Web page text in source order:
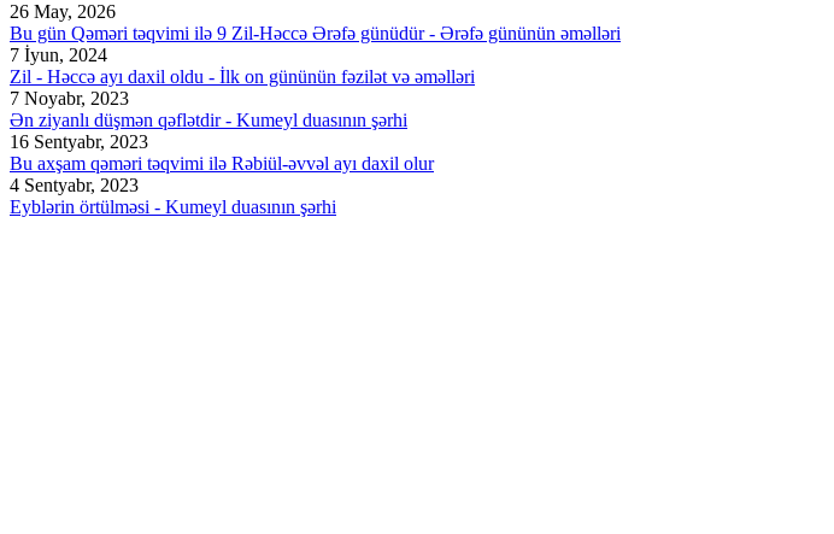
26 May, 2026
Bu gün Qəməri təqvimi ilə 9 Zil-Həccə Ərəfə günüdür - Ərəfə gününün əməlləri
7 İyun, 2024
Zil - Həccə ayı daxil oldu - İlk on gününün fəzilət və əməlləri
7 Noyabr, 2023
Ən ziyanlı düşmən qəflətdir - Kumeyl duasının şərhi
16 Sentyabr, 2023
Bu axşam qəməri təqvimi ilə Rəbiül-əvvəl ayı daxil olur
4 Sentyabr, 2023
Eyblərin örtülməsi - Kumeyl duasının şərhi